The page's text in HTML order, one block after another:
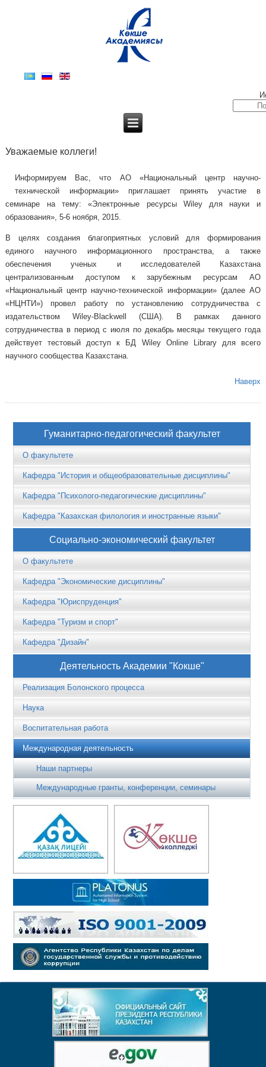
Уважаемые коллеги!
Информируем Вас, что АО «Национальный центр научно-
технической информации» приглашает принять участие в
семинаре на тему: «Электронные ресурсы Wiley для науки и
образования», 5-6 ноября, 2015.
В целях создания благоприятных условий для формирования
единого научного информационного пространства, а также
обеспечения ученых и исследователей Казахстана
централизованным доступом к зарубежным ресурсам АО
«Национальный центр научно-технической информации» (далее АО
«НЦНТИ») провел работу по установлению сотрудничества с
издательством Wiley-Blackwell (США). В рамках данного
сотрудничества в период с июля по декабрь месяцы текущего года
действует тестовый доступ к БД Wiley Online Library для всего
научного сообщества Казахстана.
Наверх
Гуманитарно-педагогический факультет
О факультете
Кафедра "История и общеобразовательные дисциплины"
Кафедра "Психолого-педагогические дисциплины"
Кафедра "Казахская филология и иностранные языки"
Социально-экономический факультет
О факультете
Кафедра "Экономические дисциплины"
Кафедра "Юриспруденция"
Кафедра "Туризм и спорт"
Кафедра "Дизайн"
Деятельность Академии "Кокше"
Реализация Болонского процесса
Наука
Воспитательная работа
Международная деятельность
Наши партнеры
Международные гранты, конференции, семинары